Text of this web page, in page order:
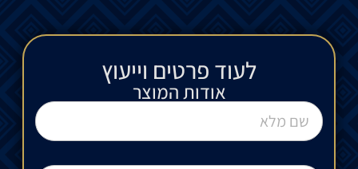
לעוד פרטים וייעוץ​
אודות המוצר